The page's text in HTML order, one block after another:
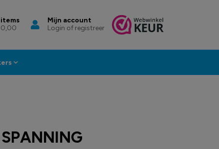
Mijn account
Login of registreer